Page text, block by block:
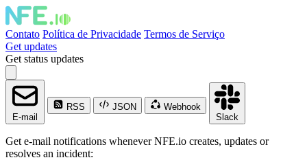
Contato Política de Privacidade Termos de Serviço
Get updates
Get status updates
E-mail
RSS JSON
Webhook
Slack
Get e-mail notifications whenever NFE.io creates, updates or
resolves an incident: